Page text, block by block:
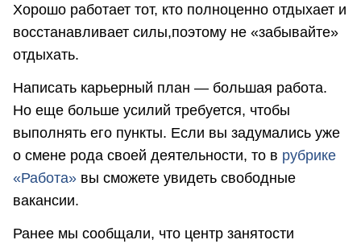
Хорошо работает тот, кто полноценно отдыхает и
восстанавливает силы,поэтому не «забывайте»
отдыхать.
Написать карьерный план — большая работа.
Но еще больше усилий требуется, чтобы
выполнять его пункты. Если вы задумались уже
о смене рода своей деятельности, то в рубрике
«Работа» вы сможете увидеть свободные
вакансии.
Ранее мы сообщали, что центр занятости